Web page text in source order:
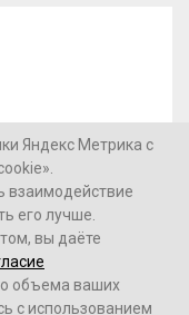
-Согласие
Яндекс Метрика с
взаимодействие
его лучше.
вы даёте
объема ваших
с использованием